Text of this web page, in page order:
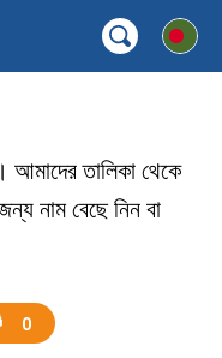
তালিকা থেকে
নাম বেছে নিন বা
0